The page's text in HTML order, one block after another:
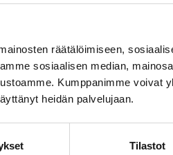
räätälöimiseen,
sosiaalisen median,
Kumppanimme voivat
heidän palvelujaan.
Tilastot
Magnus Henriksson Karjaan
– VTT:n
rakennustyömaita,
mahdollistaa